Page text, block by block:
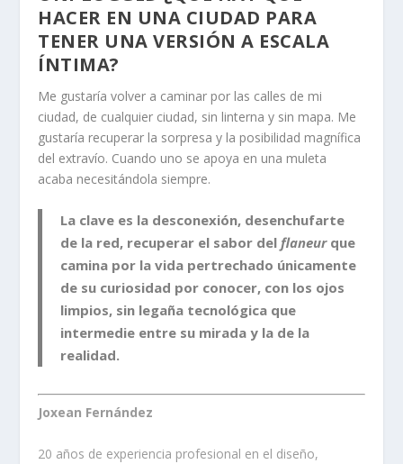
HACER EN UNA CIUDAD PARA
TENER UNA VERSIÓN A ESCALA
ÍNTIMA?
Me gustaría volver a caminar por las calles de mi
ciudad, de cualquier ciudad, sin linterna y sin mapa. Me
gustaría recuperar la sorpresa y la posibilidad magnífica
del extravío. Cuando uno se apoya en una muleta
acaba necesitándola siempre.
La clave es la desconexión, desenchufarte
de la red, recuperar el sabor delflaneur que
camina por la vida pertrechado únicamente
de su curiosidad por conocer, con los ojos
limpios, sin legaña tecnológica que
intermedie entre su mirada y la de la
realidad.
Joxean Fernández
20 años de experiencia profesional en el diseño,